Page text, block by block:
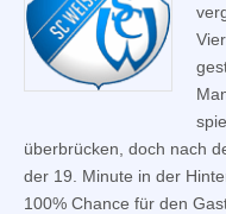
überbrücken, doch nach
der 19. Minute in der
100% Chance für den